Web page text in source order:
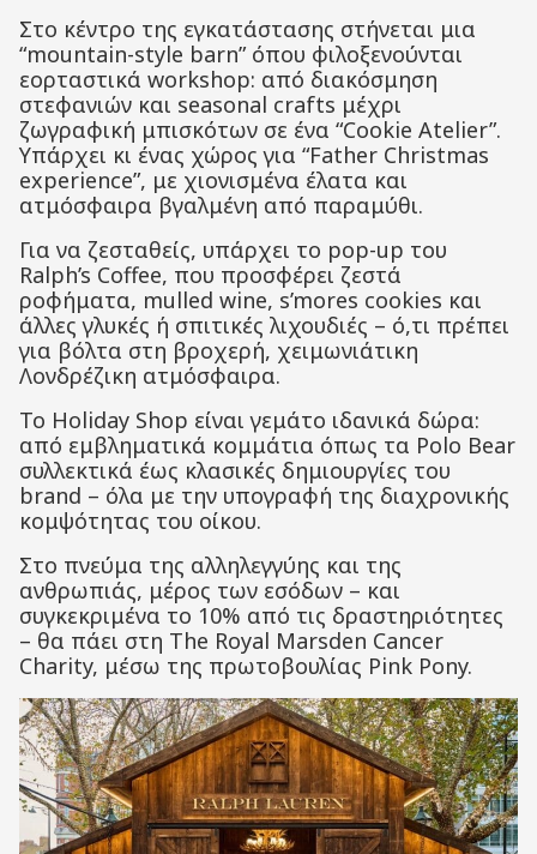
Στο κέντρο της εγκατάστασης στήνεται μια
“mountain-style barn” όπου φιλοξενούνται
εορταστικά workshop: από διακόσμηση
στεφανιών και seasonal crafts μέχρι
ζωγραφική μπισκότων σε ένα “Cookie Atelier”.
Υπάρχει κι ένας χώρος για “Father Christmas
experience”, με χιονισμένα έλατα και
ατμόσφαιρα βγαλμένη από παραμύθι.
Για να ζεσταθείς, υπάρχει το pop-up του
Ralph’s Coffee, που προσφέρει ζεστά
ροφήματα, mulled wine, s’mores cookies και
άλλες γλυκές ή σπιτικές λιχουδιές – ό,τι πρέπει
για βόλτα στη βροχερή, χειμωνιάτικη
Λονδρέζικη ατμόσφαιρα.
Το Holiday Shop είναι γεμάτο ιδανικά δώρα:
από εμβληματικά κομμάτια όπως τα Polo Bear
συλλεκτικά έως κλασικές δημιουργίες του
brand – όλα με την υπογραφή της διαχρονικής
κομψότητας του οίκου.
Στο πνεύμα της αλληλεγγύης και της
ανθρωπιάς, μέρος των εσόδων – και
συγκεκριμένα το 10% από τις δραστηριότητες
– θα πάει στη The Royal Marsden Cancer
Charity, μέσω της πρωτοβουλίας Pink Pony.